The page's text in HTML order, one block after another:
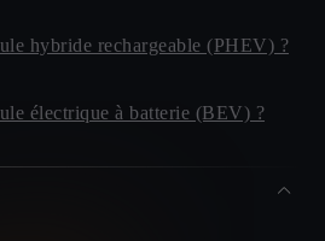
hybride rechargeable (PHEV) ?
électrique à batterie (BEV) ?